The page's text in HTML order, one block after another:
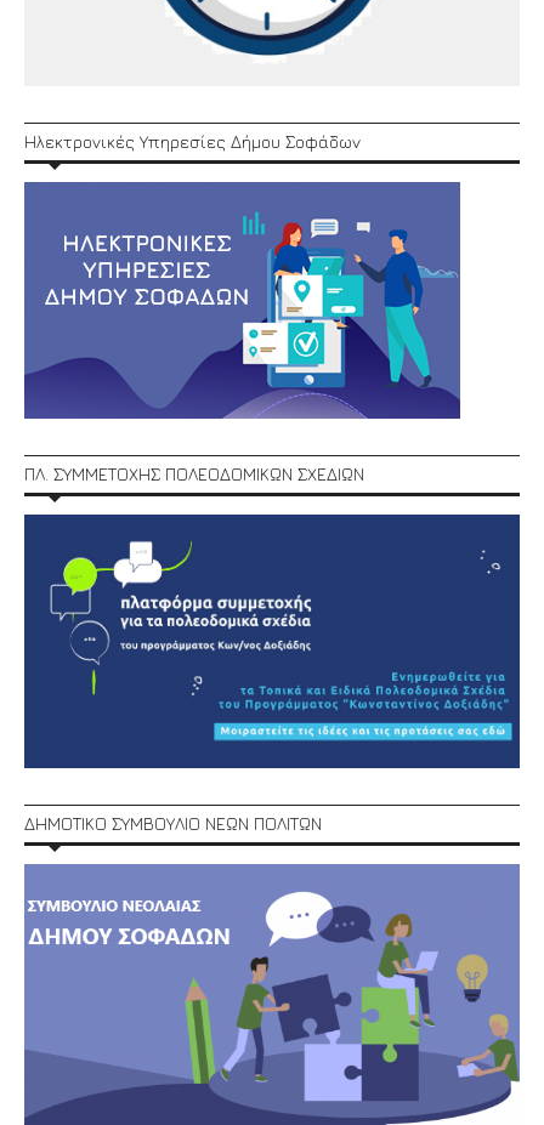
Ηλεκτρονικές Υπηρεσίες Δήμου Σοφάδων
ΠΛ. ΣΥΜΜΕΤΟΧΗΣ ΠΟΛΕΟΔΟΜΙΚΩΝ ΣΧΕΔΙΩΝ
ΔΗΜΟΤΙΚΟ ΣΥΜΒΟΥΛΙΟ ΝΕΩΝ ΠΟΛΙΤΩΝ